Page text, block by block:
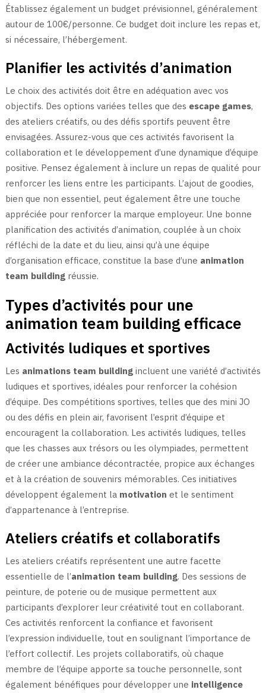
Établissez également un budget prévisionnel, généralement
autour de 100€/personne. Ce budget doit inclure les repas et,
si nécessaire, l’hébergement.
Planifier les activités d’animation
Le choix des activités doit être en adéquation avec vos
objectifs. Des options variées telles que des escape games,
des ateliers créatifs, ou des défis sportifs peuvent être
envisagées. Assurez-vous que ces activités favorisent la
collaboration et le développement d’une dynamique d’équipe
positive. Pensez également à inclure un repas de qualité pour
renforcer les liens entre les participants. L’ajout de goodies,
bien que non essentiel, peut également être une touche
appréciée pour renforcer la marque employeur. Une bonne
planification des activités d’animation, couplée à un choix
réfléchi de la date et du lieu, ainsi qu’à une équipe
d’organisation efficace, constitue la base d’une animation
team buildingréussie.
Types d’activités pour une
animation team building efficace
Activités ludiques et sportives
Les animations team buildingincluent une variété d’activités
ludiques et sportives, idéales pour renforcer la cohésion
d’équipe. Des compétitions sportives, telles que des mini JO
ou des défis en plein air, favorisent l’esprit d’équipe et
encouragent la collaboration. Les activités ludiques, telles
que les chasses aux trésors ou les olympiades, permettent
de créer une ambiance décontractée, propice aux échanges
et à la création de souvenirs mémorables. Ces initiatives
développent également la motivation et le sentiment
d’appartenance à l’entreprise.
Ateliers créatifs et collaboratifs
Les ateliers créatifs représentent une autre facette
essentielle de l’animation team building. Des sessions de
peinture, de poterie ou de musique permettent aux
participants d’explorer leur créativité tout en collaborant.
Ces activités renforcent la confiance et favorisent
l’expression individuelle, tout en soulignant l’importance de
l’effort collectif. Les projets collaboratifs, où chaque
membre de l’équipe apporte sa touche personnelle, sont
également bénéfiques pour développer une intelligence